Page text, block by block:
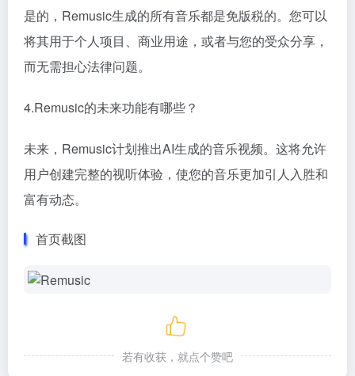
是的，Remusic生成的所有音乐都是免版税的。您可以
将其用于个人项目、商业用途，或者与您的受众分享，
而无需担心法律问题。
4.Remusic的未来功能有哪些？
未来，Remusic计划推出AI生成的音乐视频。这将允许
用户创建完整的视听体验，使您的音乐更加引人入胜和
富有动态。
首页截图
若有收获，就点个赞吧